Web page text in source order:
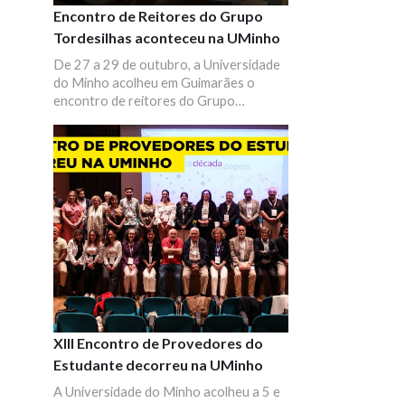
Encontro de Reitores do Grupo
Tordesilhas aconteceu na UMinho
De 27 a 29 de outubro, a Universidade
do Minho acolheu em Guimarães o
encontro de reitores do Grupo
de ensino superior do Brasil, Espanha e
Portugal. Em 2024, o XXIII Encontro de
Reitores do Grupo Tordesilhas teve
como tema os “Desafios das
Universidades em tempos de transição”.
XIII Encontro de Provedores do
Estudante decorreu na UMinho
A Universidade do Minho acolheu a 5 e